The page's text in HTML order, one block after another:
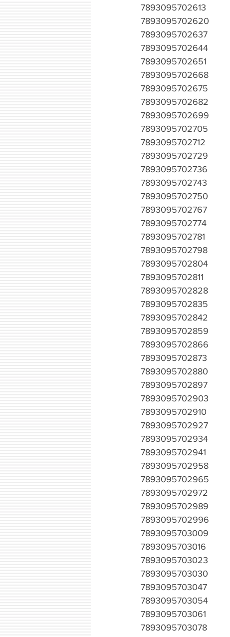
7893095702613
7893095702620
7893095702637
7893095702644
7893095702651
7893095702668
7893095702675
7893095702682
7893095702699
7893095702705
7893095702712
7893095702729
7893095702736
7893095702743
7893095702750
7893095702767
7893095702774
7893095702781
7893095702798
7893095702804
7893095702811
7893095702828
7893095702835
7893095702842
7893095702859
7893095702866
7893095702873
7893095702880
7893095702897
7893095702903
7893095702910
7893095702927
7893095702934
7893095702941
7893095702958
7893095702965
7893095702972
7893095702989
7893095702996
7893095703009
7893095703016
7893095703023
7893095703030
7893095703047
7893095703054
7893095703061
7893095703078